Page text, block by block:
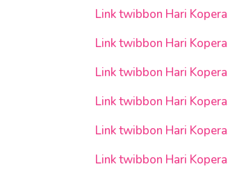
Link twibbon Hari
Link twibbon Hari
Link twibbon Hari
Link twibbon Hari
Link twibbon Hari
Link twibbon Hari